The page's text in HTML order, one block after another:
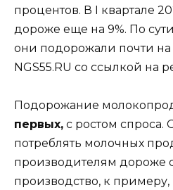
процентов. В I квартале
дороже еще на 9%. По
они подорожали почти на
NGS55.RU со ссылкой на
Подорожание
первых, с ростом
потреблять молочных
производителям дороже
производство, к